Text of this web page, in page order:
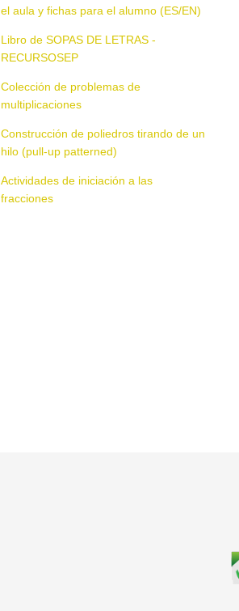
el aula y fichas para el alumno (ES/EN)
Libro de SOPAS DE LETRAS -
RECURSOSEP
Colección de problemas de
multiplicaciones
Construcción de poliedros tirando de un
hilo (pull-up patterned)
Actividades de iniciación a las
fracciones